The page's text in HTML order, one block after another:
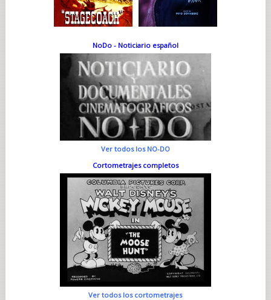
NoDo - Noticiario español
Ver todos los NO-DO
Cortometrajes completos
Ver todos los cortometrajes